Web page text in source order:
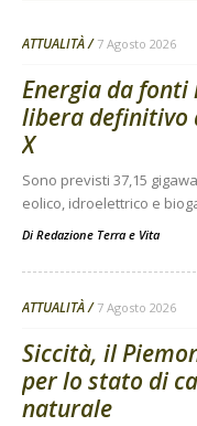
ATTUALITÀ 7 Agosto 2026
Energia da
libera definitivo
X
Sono previsti 37,15
eolico, idroelettrico e
Di Redazione Terra e Vita
ATTUALITÀ 7 Agosto 2026
Siccità, il
per lo stato di
naturale